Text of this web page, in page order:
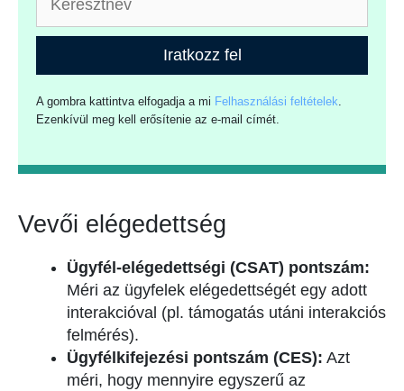
Iratkozz fel
A gombra kattintva elfogadja a mi Felhasználási feltételek.
Ezenkívül meg kell erősítenie az e-mail címét.
Vevői elégedettség
Ügyfél-elégedettségi (CSAT) pontszám:
Méri az ügyfelek elégedettségét egy adott
interakcióval (pl. támogatás utáni interakciós
felmérés).
Ügyfélkifejezési pontszám (CES): Azt
méri, hogy mennyire egyszerű az